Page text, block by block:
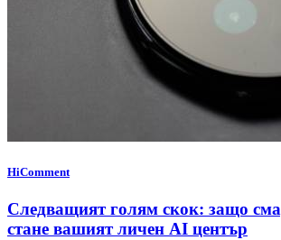
HiComment
Следващият голям скок: защо
стане вашият личен AI център